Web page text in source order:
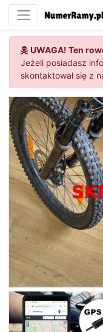
UWAGA! Ten
Jeżeli posiadasz
skontaktował się z